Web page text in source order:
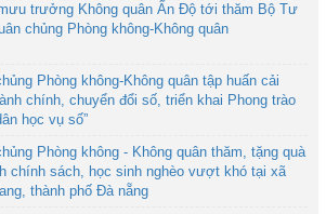
trưởng Không quân Ấn Độ tới thăm Bộ Tư
chủng Phòng không-Không quân
Phòng không-Không quân tập huấn cải
chính, chuyển đổi số, triển khai Phong trào
học vụ số”
Phòng không - Không quân thăm, tặng quà
chính sách, học sinh nghèo vượt khó tại xã
thành phố Đà nẵng